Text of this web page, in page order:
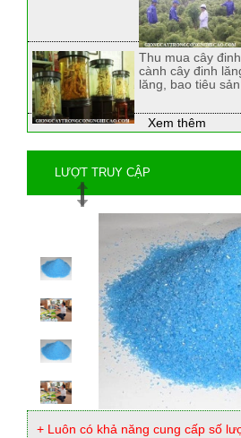
Thu mua cây
cành cây đinh
lăng, bao tiêu
Xem thêm
LƯỢT TRUY CẬP
+ Luôn có khả năng cung cấp số